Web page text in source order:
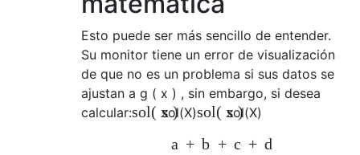
Esto puede ser más sencillo de entender.
Su monitor tiene un error de visualización
de que no es un problema si sus datos se
ajustan a g ( x ) , sin embargo, si desea
calcular:sol (x)
sol(X)sol ( x)
sol(X)
a + b + c + d